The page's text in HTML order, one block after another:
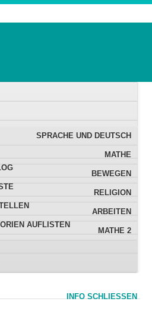
SPRACHE UND DEUTSCH
MATHE
BEWEGEN
RELIGION
ARBEITEN
MATHE 2
AUFLISTEN
INFO SCHLIESSEN